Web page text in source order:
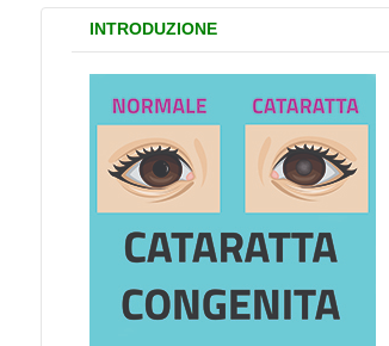
INTRODUZIONE